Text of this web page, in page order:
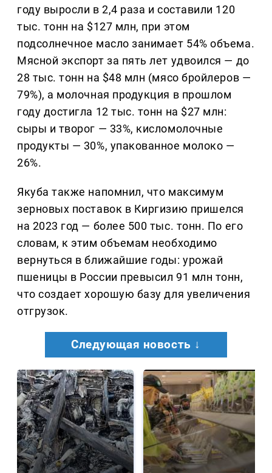
году выросли в 2,4 раза и составили 120
тыс. тонн на $127 млн, при этом
подсолнечное масло занимает 54% объема.
Мясной экспорт за пять лет удвоился — до
28 тыс. тонн на $48 млн (мясо бройлеров —
79%), а молочная продукция в прошлом
году достигла 12 тыс. тонн на $27 млн:
сыры и творог — 33%, кисломолочные
продукты — 30%, упакованное молоко —
26%.
Якуба также напомнил, что максимум
зерновых поставок в Киргизию пришелся
на 2023 год — более 500 тыс. тонн. По его
словам, к этим объемам необходимо
вернуться в ближайшие годы: урожай
пшеницы в России превысил 91 млн тонн,
что создает хорошую базу для увеличения
отгрузок.
Следующая новость ↓